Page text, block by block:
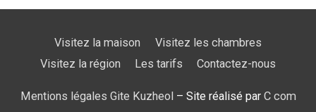
Visitez la maison
Visitez les chambres
Visitez la région
Les tarifs Contactez-nous
Mentions légales Gite Kuzheol– Site réalisé par C com